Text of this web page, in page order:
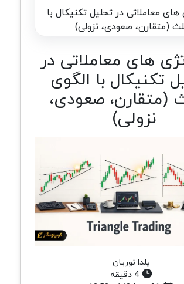
های معاملاتی در تحلیل تکنیکال با
(متقارن، صعودی، نزولی)
های معاملاتی در
تکنیکال با الگوی
(متقارن، صعودی،
نزولی)
یلدا نوریان
4 دقیقه